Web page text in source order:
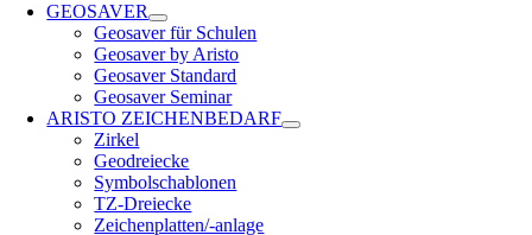
GEOSAVER
Geosaver für Schulen
Geosaver by Aristo
Geosaver Standard
Geosaver Seminar
ARISTO ZEICHENBEDARF
Zirkel
Geodreiecke
Symbolschablonen
TZ-Dreiecke
Zeichenplatten/-anlage